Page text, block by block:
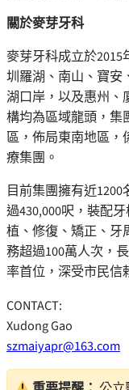
關於麥芽牙科
麥芽牙科成立於
圳羅湖、南山、寶安
湖口岸，以及惠州、
構均為區域龍頭，集
區，佈局東南地區，
療集團。
目前集團擁有近
過430,000呎，裝配
植、修復、矯正、牙
務超過100萬人次，
率首位，深受市民信
CONTACT:
Xudong Gao
szmaiyapr@163.com